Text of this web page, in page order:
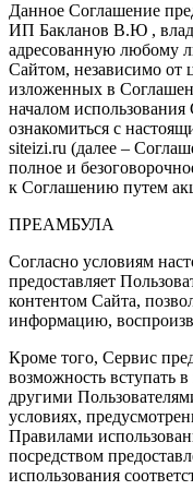
Данное Соглашение
ИП Бакланов В.Ю ,
адресованную любому
Сайтом, независимо от
изложенных в
началом
ознакомиться с
siteizi.ru (далее –
полное и
к Соглашению путем
ПРЕАМБУЛА
Согласно условиям
предоставляет
контентом Сайта,
информацию,
Кроме того, Сервис
возможность вступать
другими
условиях,
Правилами
посредством
использования